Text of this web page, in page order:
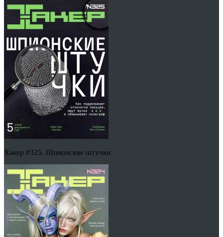
Хакер #325. Шпионские штучки